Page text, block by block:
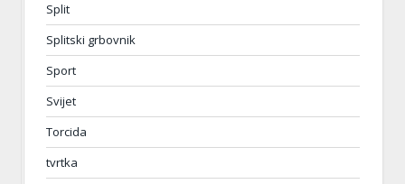
Split
Splitski grbovnik
Sport
Svijet
Torcida
tvrtka